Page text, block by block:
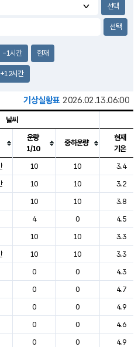
-1시간 현재
+12시간
기상실황표 2026.02.13.06:00
온, 강수, 바람, 기압등을 안내한 표입
날씨
운량
1/10
중하운량
현재
기온
10 10
3.4
10 10
3.2
10 10
3.8
4 0
4.5
10 10
3.3
10 10
3.3
0 0
4.3
0 0
4.7
0 0
4.9
0 0
4.6
0 0
4.9